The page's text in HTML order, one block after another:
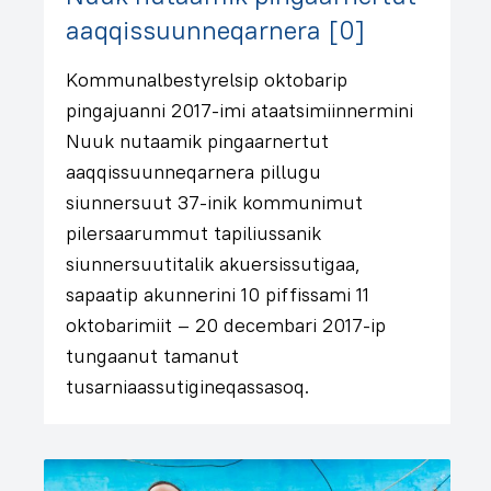
aaqqissuunneqarnera [0]
Kommunalbestyrelsip oktobarip
pingajuanni 2017-imi ataatsimiinnermini
Nuuk nutaamik pingaarnertut
aaqqissuunneqarnera pillugu
siunnersuut 37-inik kommunimut
pilersaarummut tapiliussanik
siunnersuutitalik akuersissutigaa,
sapaatip akunnerini 10 piffissami 11
oktobarimiit – 20 decembari 2017-ip
tungaanut tamanut
tusarniaassutigineqassasoq.